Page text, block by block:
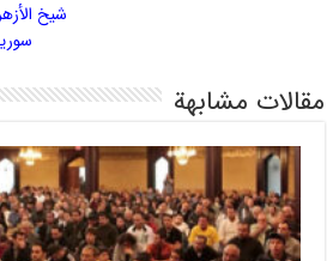
شيخ
مقالات مشابهة